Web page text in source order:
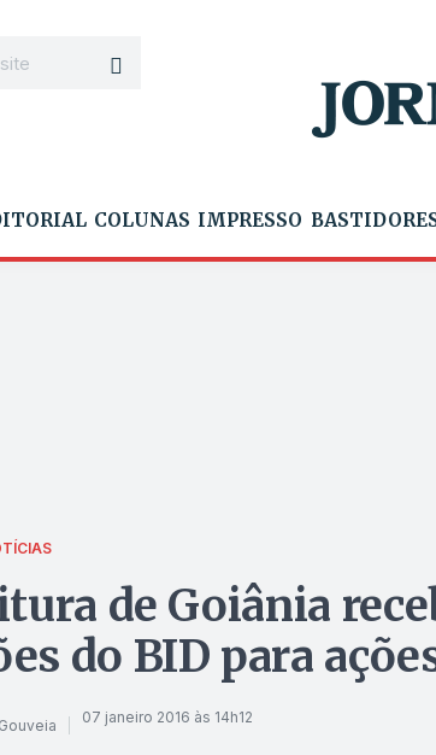
COLUNAS IMPRESSO
de Goiânia
do BID para
07 janeiro 2016 às 14h12